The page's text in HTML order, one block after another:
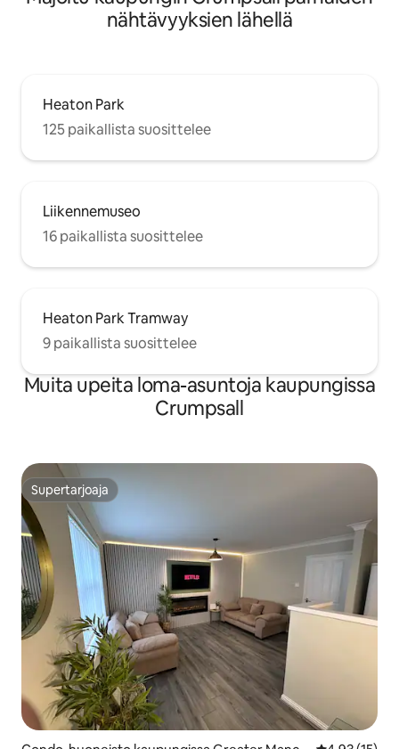
nähtävyyksien lähellä
Heaton Park
125 paikallista suosittelee
Liikennemuseo
16 paikallista suosittelee
Heaton Park Tramway
9 paikallista suosittelee
Muita upeita loma-asuntoja kaupungissa
Crumpsall
Supertarjoaja
Supertarjoaja